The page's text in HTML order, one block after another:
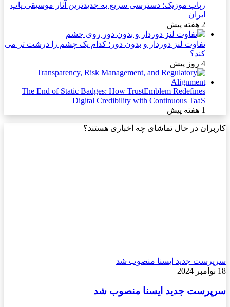
رپاپ موزیک؛ دسترسی سریع به جدیدترین آثار موسیقی پاپ
ایران
2 هفته پیش
تفاوت لنز دوردار و بدون دور؛ کدام یک چشم را درشت تر می
کند؟
4 روز پیش
The End of Static Badges: How TrustEmblem Redefines
Digital Credibility with Continuous TaaS
1 هفته پیش
کاربران در حال تماشای چه اخباری هستند؟
سرپرست جدید ایسنا منصوب شد
18 نوامبر 2024
سرپرست جدید ایسنا منصوب شد